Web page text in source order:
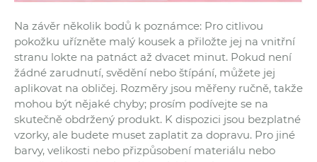
Na závěr několik bodů k poznámce: Pro citlivou
pokožku uřízněte malý kousek a přiložte jej na vnitřní
stranu lokte na patnáct až dvacet minut. Pokud není
žádné zarudnutí, svědění nebo štípání, můžete jej
aplikovat na obličej. Rozměry jsou měřeny ručně, takže
mohou být nějaké chyby; prosím podívejte se na
skutečně obdržený produkt. K dispozici jsou bezplatné
vzorky, ale budete muset zaplatit za dopravu. Pro jiné
barvy, velikosti nebo přizpůsobení materiálu nebo